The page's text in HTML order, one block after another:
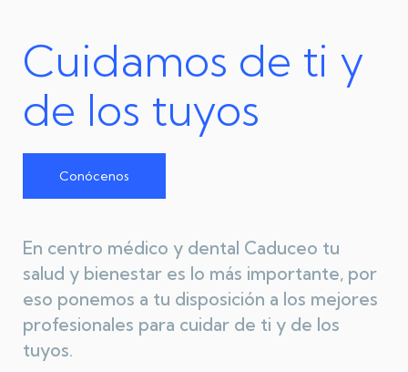
Cuidamos de ti y
de los tuyos
Conócenos
En centro médico y dental Caduceo tu
salud y bienestar es lo más importante, por
eso ponemos a tu disposición a los mejores
profesionales para cuidar de ti y de los
tuyos.